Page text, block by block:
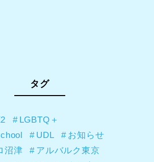
タグ
LGBTQ＋
UDL
お知らせ
沼津
アルバルク東京